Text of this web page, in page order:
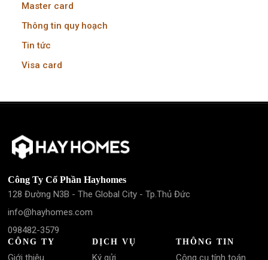
Master card
Thông tin quy hoạch
Tin tức
Visa card
Công Ty Cổ Phần Hayhomes
128 Đường N3B - The Global City - Tp.Thủ Đức
info@hayhomes.com
098482-3579
CÔNG TY
Giới thiệu
DỊCH VỤ
Ký gửi
THÔNG TIN
Công cụ tính toán